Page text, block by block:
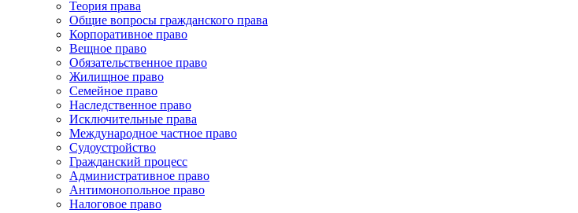
Теория права
Общие вопросы гражданского права
Корпоративное право
Вещное право
Обязательственное право
Жилищное право
Семейное право
Наследственное право
Исключительные права
Международное частное право
Судоустройство
Гражданский процесс
Административное право
Антимонопольное право
Налоговое право